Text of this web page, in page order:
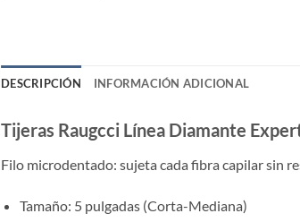
DESCRIPCIÓN INFORMACIÓN ADICIONAL
Tijeras Raugcci Línea Diamante
Filo microdentado: sujeta cada fibra capilar sin
Tamaño: 5 pulgadas (Corta-Mediana)